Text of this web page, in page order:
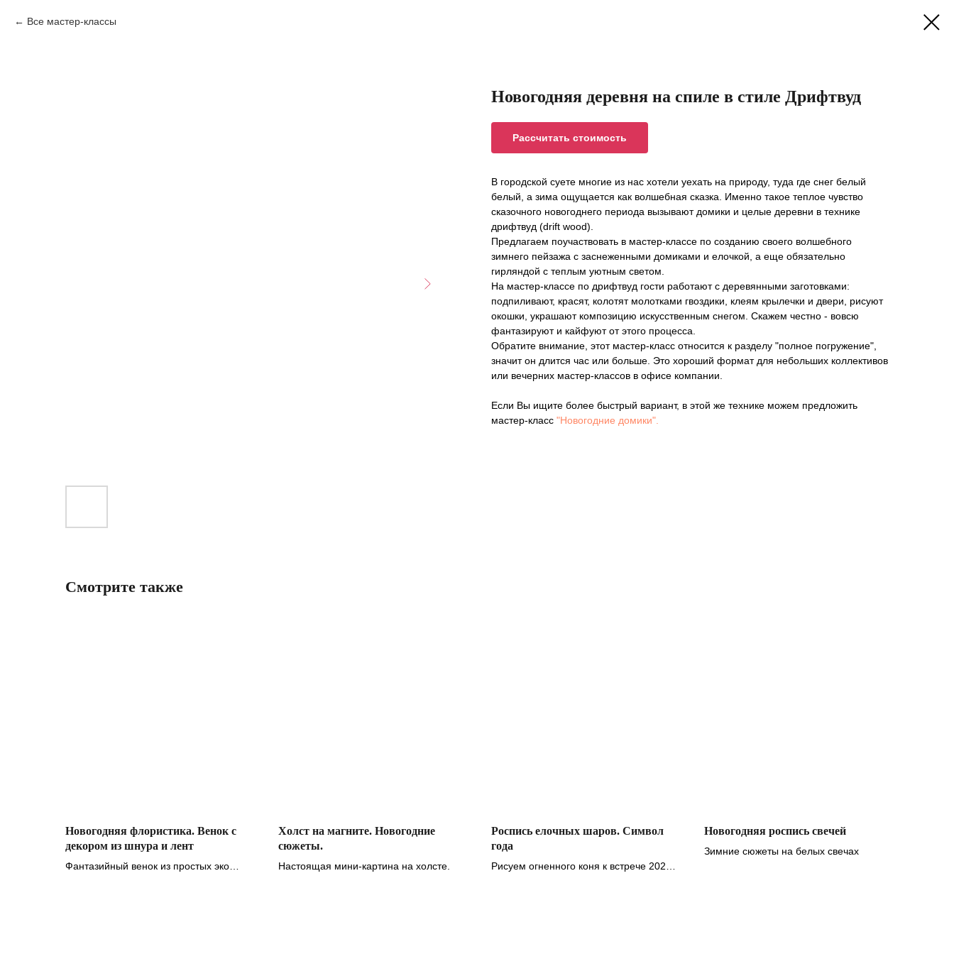
Все мастер-классы
Новогодняя деревня на спиле в стиле Дрифтвуд
Рассчитать стоимость
В городской суете многие из нас хотели уехать на природу, туда где снег белый
белый, а зима ощущается как волшебная сказка. Именно такое теплое чувство
сказочного новогоднего периода вызывают домики и целые деревни в технике
дрифтвуд (drift wood).
Предлагаем поучаствовать в мастер-классе по созданию своего волшебного
зимнего пейзажа с заснеженными домиками и елочкой, а еще обязательно
гирляндой с теплым уютным светом.
На мастер-классе по дрифтвуд гости работают с деревянными заготовками:
подпиливают, красят, колотят молотками гвоздики, клеям крылечки и двери, рисуют
окошки, украшают композицию искусственным снегом. Скажем честно - вовсю
фантазируют и кайфуют от этого процесса.
Обратите внимание, этот мастер-класс относится к разделу "полное погружение",
значит он длится час или больше. Это хороший формат для небольших коллективов
или вечерних мастер-классов в офисе компании.
Если Вы ищите более быстрый вариант, в этой же технике можем предложить
мастер-класс "Новогодние домики".
Смотрите также
Новогодняя флористика. Венок с
декором из шнура и лент
Фантазийный венок из простых эко
Холст на магните. Новогодние
сюжеты.
Настоящая мини-картина на холсте.
Роспись елочных шаров. Символ
года
Рисуем огненного коня к встрече 2026
Новогодняя роспись свечей
Зимние сюжеты на белых свечах